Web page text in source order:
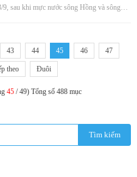
sau khi mực nước sông Hồng và sông
43 44 45 46 47
theo Đuôi
45/ 49) Tổng số 488 mục